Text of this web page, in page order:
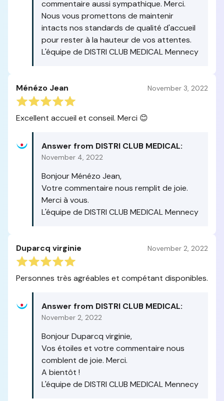
commentaire aussi sympathique. Merci.
Nous vous promettons de maintenir
intacts nos standards de qualité d'accueil
pour rester à la hauteur de vos attentes.
L'équipe de DISTRI CLUB MEDICAL Mennecy
Ménézo Jean November 3, 2022
Excellent accueil et conseil. Merci 😊
Answer from DISTRI CLUB MEDICAL:
November 4, 2022
Bonjour Ménézo Jean,
Votre commentaire nous remplit de joie.
Merci à vous.
L'équipe de DISTRI CLUB MEDICAL Mennecy
Duparcq virginie November 2, 2022
Personnes très agréables et compétant disponibles.
Answer from DISTRI CLUB MEDICAL:
November 2, 2022
Bonjour Duparcq virginie,
Vos étoiles et votre commentaire nous
comblent de joie. Merci.
A bientôt !
L'équipe de DISTRI CLUB MEDICAL Mennecy